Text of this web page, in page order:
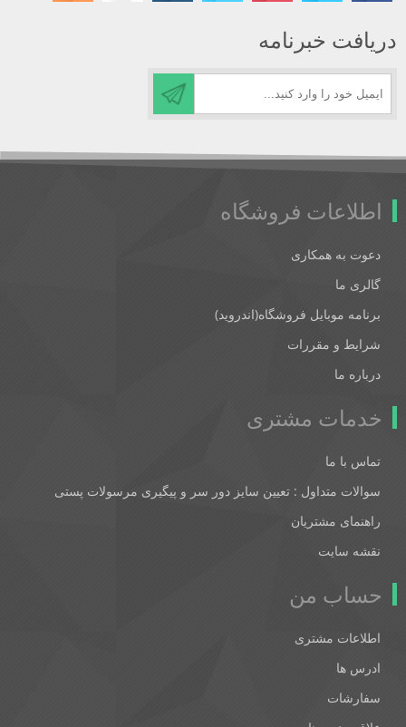
دریافت خبرنامه
اطلاعات فروشگاه
دعوت به همکاری
گالری ما
برنامه موبایل فروشگاه(اندروید)
شرایط و مقررات
درباره ما
خدمات مشتری
تماس با ما
سوالات متداول : تعیین سایز دور سر و پیگیری مرسولات پستی
راهنمای مشتریان
نقشه سایت
حساب من
اطلاعات مشتری
ادرس ها
سفارشات